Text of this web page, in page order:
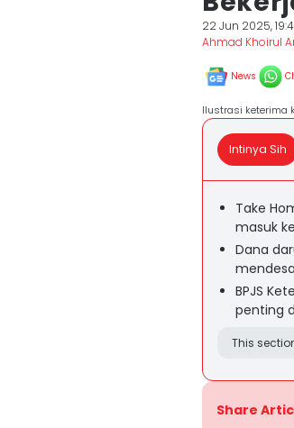
22 Jun 2025,
Ahmad Khoirul
News
Ilustrasi keterima
Intinya Sih
Take
masuk
Dana
BPJS
penting
This
Share